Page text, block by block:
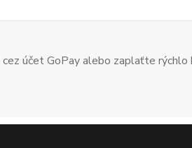
účet GoPay alebo zaplaťte rýchlo